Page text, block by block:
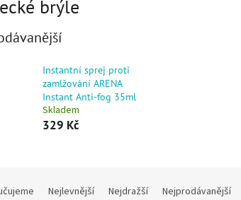
brýle
Instantní sprej proti
zamlžování ARENA
Instant Anti-fog 35ml
Skladem
329 Kč
Nejlevnější Nejdražší Nejprodávanější